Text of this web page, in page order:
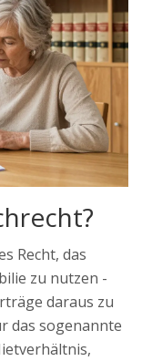
Recht, das
zu nutzen -
daraus zu
das sogenannte